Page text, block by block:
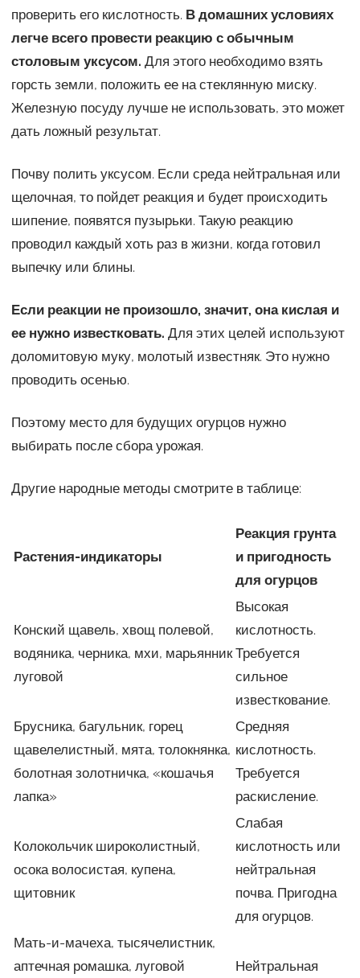
проверить его кислотность. В домашних условиях
легче всего провести реакцию с обычным
столовым уксусом. Для этого необходимо взять
горсть земли, положить ее на стеклянную миску.
Железную посуду лучше не использовать, это может
дать ложный результат.
Почву полить уксусом. Если среда нейтральная или
щелочная, то пойдет реакция и будет происходить
шипение, появятся пузырьки. Такую реакцию
проводил каждый хоть раз в жизни, когда готовил
выпечку или блины.
Если реакции не произошло, значит, она кислая и
ее нужно известковать. Для этих целей используют
доломитовую муку, молотый известняк. Это нужно
проводить осенью.
Поэтому место для будущих огурцов нужно
выбирать после сбора урожая.
Другие народные методы смотрите в таблице:
Растения-индикаторы
Реакция грунта
и пригодность
для огурцов
Конский щавель, хвощ полевой,
водяника, черника, мхи, марьянник
луговой
Высокая
кислотность.
Требуется
сильное
известкование.
Брусника, багульник, горец
щавелелистный, мята, толокнянка,
болотная золотничка, «кошачья
лапка»
Средняя
кислотность.
Требуется
раскисление.
Колокольчик широколистный,
осока волосистая, купена,
щитовник
Слабая
кислотность или
нейтральная
почва. Пригодна
для огурцов.
Мать-и-мачеха, тысячелистник,
аптечная ромашка, луговой
Нейтральная